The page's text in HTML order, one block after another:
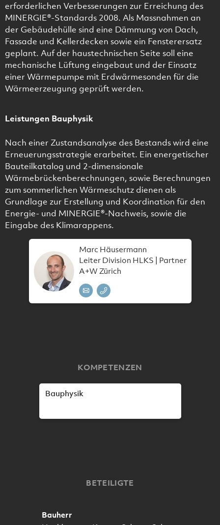
erforderlichen Verbesserungen zur Erreichung des
MINERGIE®-Standards 2008. Als Massnahmen an
der Gebäudehülle sind eine Dämmung von Dach,
Fassade und Kellerdecken sowie ein Fensterersatz
geplant. Auf der haustechnischen Seite soll eine
mechanische Lüftung eingebaut und der Einsatz
einer Wärmepumpe mit Erdwärmesonden für die
Wärmeerzeugung geprüft werden.
Leistungen Bauphysik
Nach einer Zustandsanalyse des Bestands wird eine
Erneuerungsstrategie erarbeitet. Ein energetischer
Bauteilkatalog und 2-dimensionale
Wärmebrückenberechnungen, sowie Berechnungen
zum sommerlichen Wärmeschutz dienen als
Grundlage zur Erstellung und Koordination für den
Energie- und MINERGIE®-Nachweis, sowie die
Eingabe des Klimarappens.
Marc Häusermann
Leiter Division HLKS | Partner
A+W Zürich
KOMPETENZEN
Bauphysik
BETEILIGTE
Bauherr